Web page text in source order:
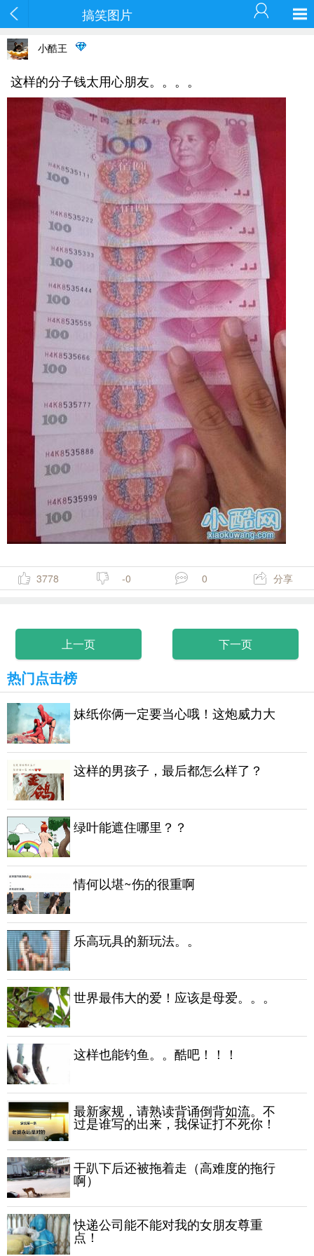
搞笑图片
小酷王
这样的分子钱太用心朋友。。。。
3778 -0 0 分享
上一页 下一页
热门点击榜
妹纸你俩一定要当心哦！这炮威力大
这样的男孩子，最后都怎么样了？
绿叶能遮住哪里？？
情何以堪~伤的很重啊
乐高玩具的新玩法。。
世界最伟大的爱！应该是母爱。。。
这样也能钓鱼。。酷吧！！！
最新家规，请熟读背诵倒背如流。不
过是谁写的出来，我保证打不死你！
干趴下后还被拖着走（高难度的拖行
啊）
快递公司能不能对我的女朋友尊重
点！